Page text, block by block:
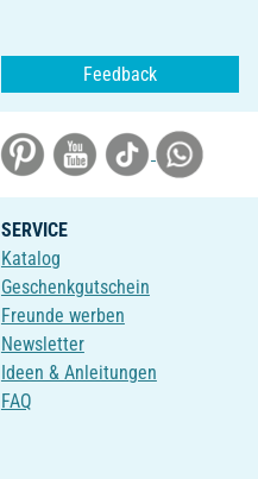
Feedback
SERVICE
Katalog
Geschenkgutschein
Freunde werben
Newsletter
Ideen & Anleitungen
FAQ